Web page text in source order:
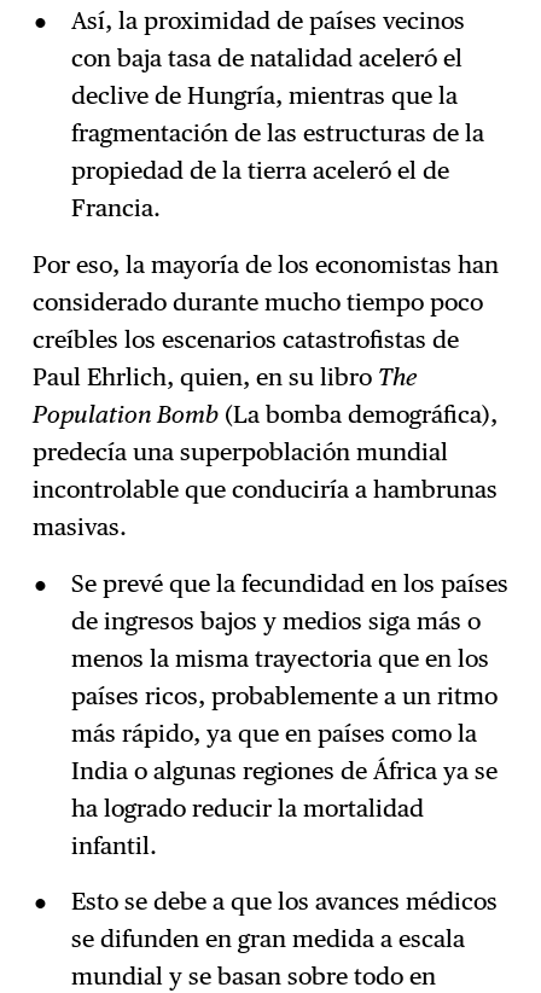
Así, la proximidad de países vecinos
con baja tasa de natalidad aceleró el
declive de Hungría, mientras que la
fragmentación de las estructuras de la
propiedad de la tierra aceleró el de
Francia.
Por eso, la mayoría de los economistas han
considerado durante mucho tiempo poco
creíbles los escenarios catastrofistas de
Paul Ehrlich, quien, en su libro The
Population Bomb (La bomba demográfica),
predecía una superpoblación mundial
incontrolable que conduciría a hambrunas
masivas.
Se prevé que la fecundidad en los países
de ingresos bajos y medios siga más o
menos la misma trayectoria que en los
países ricos, probablemente a un ritmo
más rápido, ya que en países como la
India o algunas regiones de África ya se
ha logrado reducir la mortalidad
infantil.
Esto se debe a que los avances médicos
se difunden en gran medida a escala
mundial y se basan sobre todo en